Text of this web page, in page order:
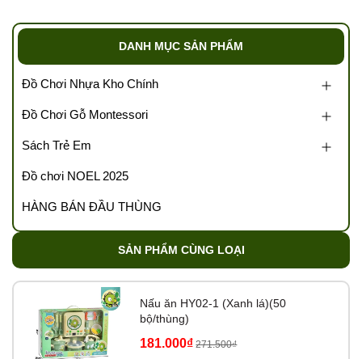
DANH MỤC SẢN PHẨM
Đồ Chơi Nhựa Kho Chính
Đồ Chơi Gỗ Montessori
Sách Trẻ Em
Đồ chơi NOEL 2025
HÀNG BÁN ĐẦU THÙNG
SẢN PHẨM CÙNG LOẠI
Nấu ăn HY02-1 (Xanh lá)(50
bộ/thùng)
181.000₫ 271.500₫